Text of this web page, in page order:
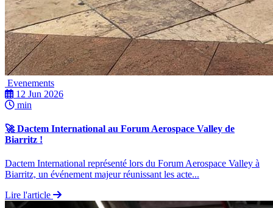
Evenements
12 Jun 2026
min
🚀 Dactem International au Forum Aerospace Valley de
Biarritz !
Dactem International représenté lors du Forum Aerospace Valley à
Biarritz, un événement majeur réunissant les acte...
Lire l'article